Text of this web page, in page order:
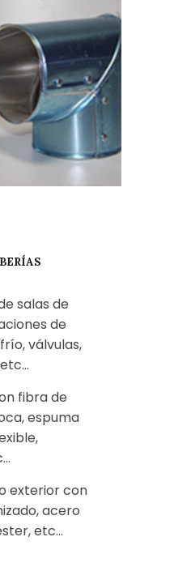
salas de
de
válvulas,
fibra de
espuma
exterior con
acero
etc...